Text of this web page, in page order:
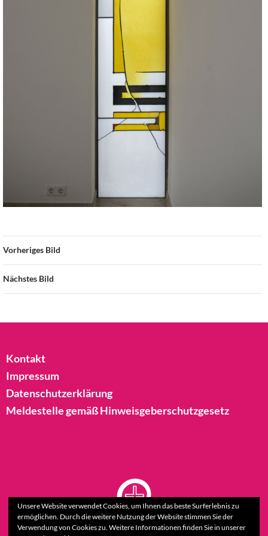
Vorheriges Bild
Nächstes Bild
Kontakt
Impressum
Datenschutzerklärung
Meldestelle gemäß Hinweisgeberschutzgesetz
Unsere Website verwendet Cookies, um Ihnen das beste Surferlebnis zu
ermöglichen. Durch die weitere Nutzung der Website stimmen Sie der
Verwendung von Cookies zu. Weitere Informationen finden Sie in unserer